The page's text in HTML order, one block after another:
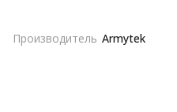
Производитель Armytek